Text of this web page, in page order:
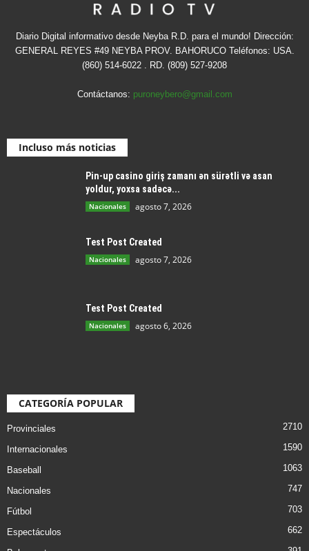
Diario Digital informativo desde Neyba R.D. para el mundo! Dirección:
GENERAL REYES #49 NEYBA PROV. BAHORUCO Teléfonos: USA.
(860) 514-6022 . RD. (809) 527-9208
Contáctanos: puroneybero@gmail.com
Incluso más noticias
Pin-up casino giriş zamanı ən sürətli və asan
yoldur, yoxsa sadəcə...
Nacionales agosto 7, 2026
Test Post Created
Nacionales agosto 7, 2026
Test Post Created
Nacionales agosto 6, 2026
CATEGORÍA POPULAR
Provinciales 2710
Internacionales 1590
Baseball 1063
Nacionales 747
Fútbol 703
Espectáculos 662